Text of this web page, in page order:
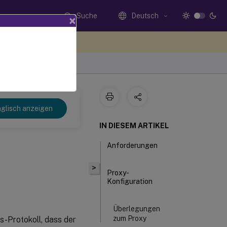
Suche Deutsch
anzeigen
Protokoll, dass der
>
IN DIESEM ARTIKEL
Anforderungen
Proxy-
Konfiguration
Überlegungen
zum Proxy
×